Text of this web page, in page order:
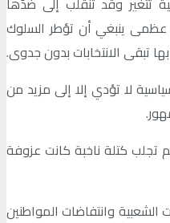
عظمى ينبغي أن تؤطر السلوك
تبقى الانتخابات بدون جدوى.
لا تؤدي إلا إلى مزيد من
تجلب كتلة ناخبة كانت عزوفة
وانتفاضات المواطنين